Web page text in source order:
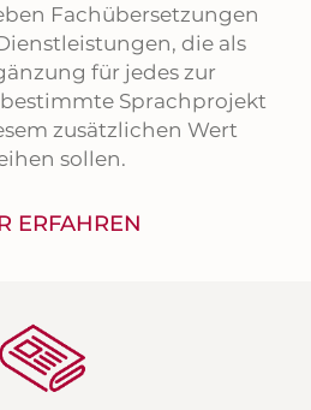
Fachübersetzungen
die als
für jedes zur
Sprachprojekt
zusätzlichen Wert
sollen.
ERFAHREN